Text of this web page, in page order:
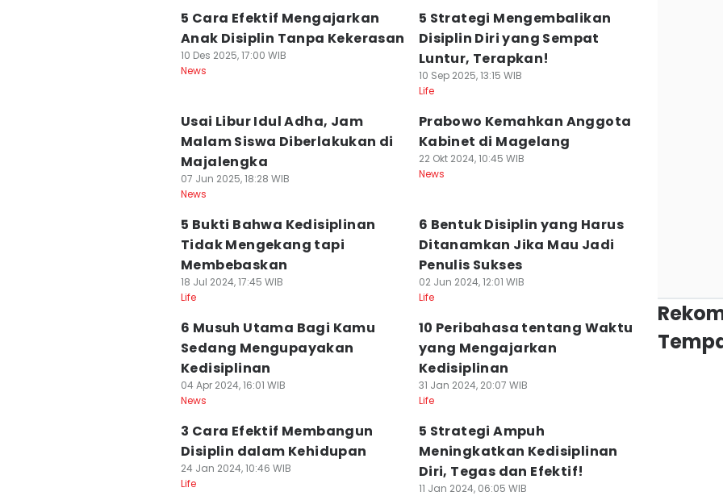
5 Cara Efektif Mengajarkan
Anak Disiplin Tanpa Kekerasan
10 Des 2025, 17:00 WIB
News
5 Strategi Mengembalikan
Disiplin Diri yang Sempat
Luntur, Terapkan!
10 Sep 2025, 13:15 WIB
Life
Usai Libur Idul Adha, Jam
Malam Siswa Diberlakukan di
Majalengka
07 Jun 2025, 18:28 WIB
News
Prabowo Kemahkan Anggota
Kabinet di Magelang
22 Okt 2024, 10:45 WIB
News
5 Bukti Bahwa Kedisiplinan
Tidak Mengekang tapi
Membebaskan
18 Jul 2024, 17:45 WIB
Life
6 Bentuk Disiplin yang Harus
Ditanamkan Jika Mau Jadi
Penulis Sukses
02 Jun 2024, 12:01 WIB
Life
6 Musuh Utama Bagi Kamu
Sedang Mengupayakan
Kedisiplinan
04 Apr 2024, 16:01 WIB
News
10 Peribahasa tentang Waktu
yang Mengajarkan
Kedisiplinan
31 Jan 2024, 20:07 WIB
Life
3 Cara Efektif Membangun
Disiplin dalam Kehidupan
24 Jan 2024, 10:46 WIB
Life
5 Strategi Ampuh
Meningkatkan Kedisiplinan
Diri, Tegas dan Efektif!
11 Jan 2024, 06:05 WIB